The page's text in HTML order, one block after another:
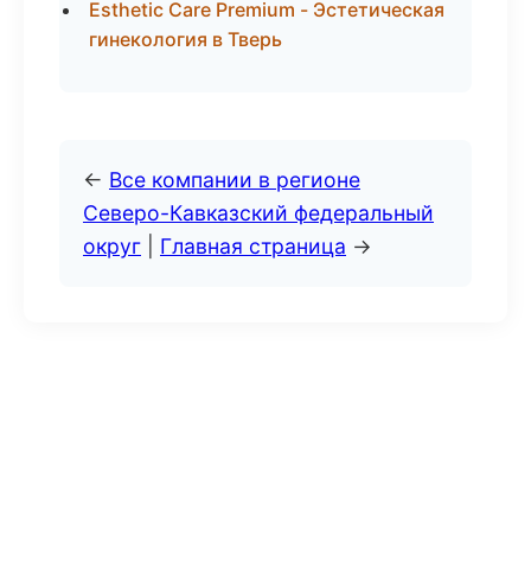
Esthetic Care Premium - Эстетическая
гинекология в Тверь
← Все компании в регионе
Северо-Кавказский федеральный
округ
Главная страница →